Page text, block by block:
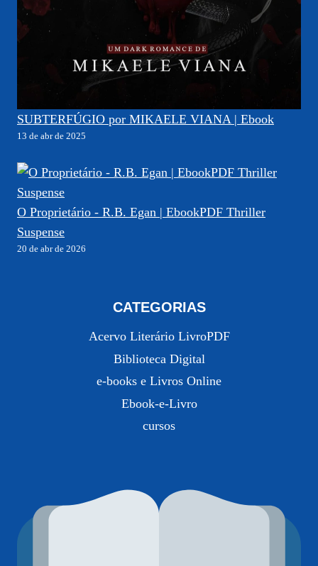
SUBTERFÚGIO por MIKAELE VIANA | Ebook
13 de abr de 2025
O Proprietário - R.B. Egan | EbookPDF Thriller
Suspense
20 de abr de 2026
CATEGORIAS
Acervo Literário LivroPDF
Biblioteca Digital
e-books e Livros Online
Ebook-e-Livro
cursos